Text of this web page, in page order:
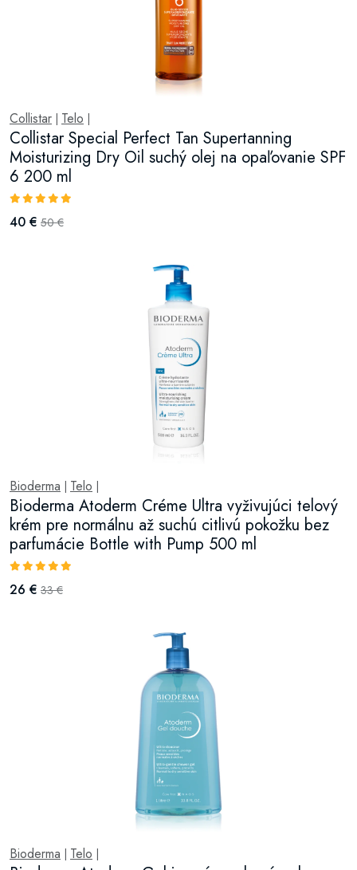
Collistar Telo
Collistar Special Perfect Tan Supertanning
Moisturizing Dry Oil suchý olej na opaľovanie SPF
6 200 ml
40 € 50 €
Bioderma Telo
Bioderma Atoderm Créme Ultra vyživujúci telový
krém pre normálnu až suchú citlivú pokožku bez
parfumácie Bottle with Pump 500 ml
26 € 33 €
Bioderma Telo